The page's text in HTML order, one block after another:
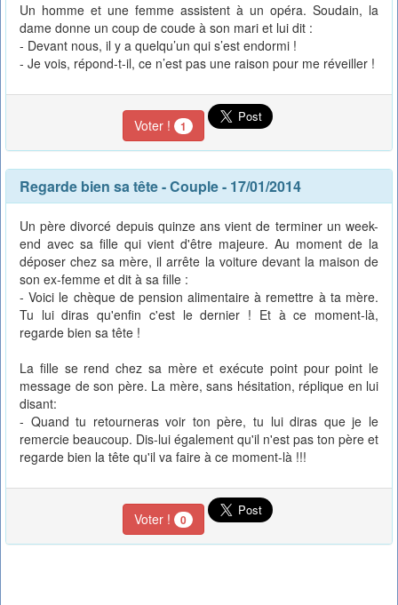
Un homme et une femme assistent à un opéra. Soudain, la
dame donne un coup de coude à son mari et lui dit :
- Devant nous, il y a quelqu’un qui s’est endormi !
- Je vois, répond-t-il, ce n’est pas une raison pour me réveiller !
Voter ! 1
Regarde bien sa tête-Couple- 17/01/2014
Un père divorcé depuis quinze ans vient de terminer un week-
end avec sa fille qui vient d'être majeure. Au moment de la
déposer chez sa mère, il arrête la voiture devant la maison de
son ex-femme et dit à sa fille :
- Voici le chèque de pension alimentaire à remettre à ta mère.
Tu lui diras qu'enfin c'est le dernier ! Et à ce moment-là,
regarde bien sa tête !
La fille se rend chez sa mère et exécute point pour point le
message de son père. La mère, sans hésitation, réplique en lui
disant:
- Quand tu retourneras voir ton père, tu lui diras que je le
remercie beaucoup. Dis-lui également qu'il n'est pas ton père et
regarde bien la tête qu'il va faire à ce moment-là !!!
Voter ! 0